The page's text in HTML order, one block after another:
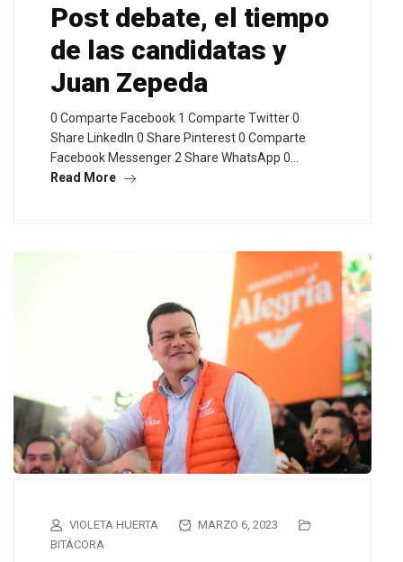
Post debate, el tiempo
de las candidatas y
Juan Zepeda
0 Comparte Facebook 1 Comparte Twitter 0
Share LinkedIn 0 Share Pinterest 0 Comparte
Facebook Messenger 2 Share WhatsApp 0…
Read More
VIOLETA HUERTA
MARZO 6, 2023
BITÁCORA